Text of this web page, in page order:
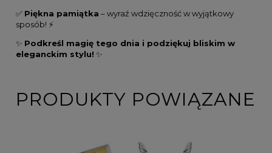
✅ Piękna pamiątka – wyraź wdzięczność w wyjątkowy
sposób! ⚡
✨ Podkreśl magię tego dnia i podziękuj bliskim w
eleganckim stylu! ✨
PRODUKTY POWIĄZANE